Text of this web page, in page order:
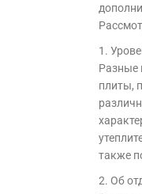
1.
Разные
плиты,
также
2. Об